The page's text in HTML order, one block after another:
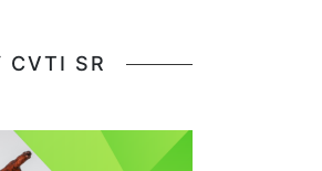
CVTI SR